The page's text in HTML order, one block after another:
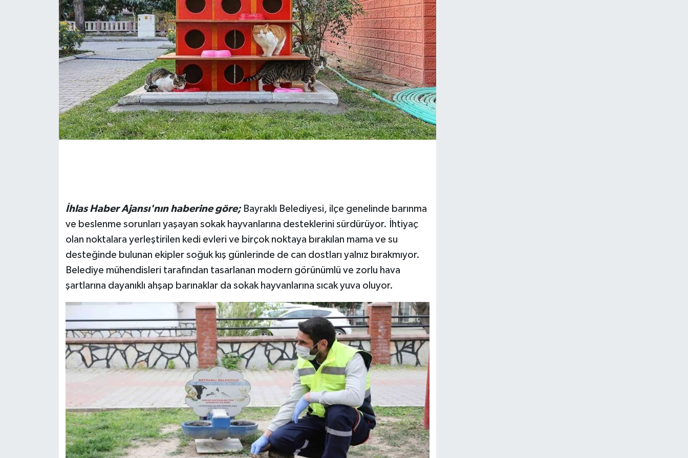
İhlas Haber Ajansı'nın haberine göre;Bayraklı Belediyesi, ilçe genelinde barınma
ve beslenme sorunları yaşayan sokak hayvanlarına desteklerini sürdürüyor. İhtiyaç
olan noktalara yerleştirilen kedi evleri ve birçok noktaya bırakılan mama ve su
desteğinde bulunan ekipler soğuk kış günlerinde de can dostları yalnız bırakmıyor.
Belediye mühendisleri tarafından tasarlanan modern görünümlü ve zorlu hava
şartlarına dayanıklı ahşap barınaklar da sokak hayvanlarına sıcak yuva oluyor.